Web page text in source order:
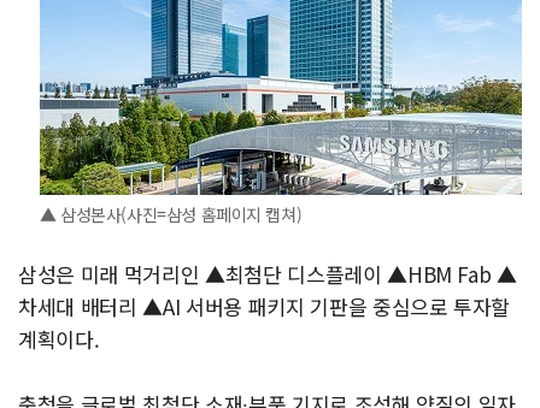
▲ 삼성본사(사진=삼성 홈페이지 캡쳐)
삼성은 미래 먹거리인 ▲최첨단 디스플레이 ▲HBM Fab ▲
차세대 배터리 ▲AI 서버용 패키지 기판을 중심으로 투자할
계획이다.